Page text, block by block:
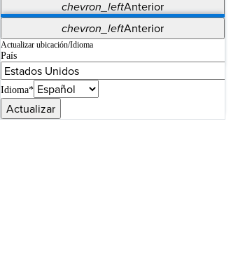
chevron_leftAnterior
Vet Systems OrthoPedia Patient
Supplier Portal
Synergy Imaging & Resection
chevron_leftAnterior
Actualizar ubicación/Idioma
País
Idioma*
Actualizar